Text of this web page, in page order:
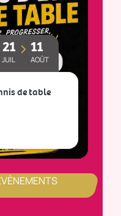
21
JUIL
11
AOÛT
de table